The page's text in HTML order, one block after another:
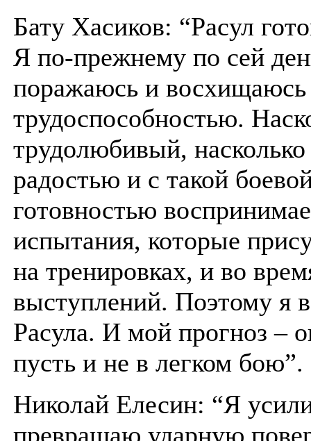
Бату Хасиков: “Расул
Я по-прежнему по сей
поражаюсь и восхищаюсь
трудоспособностью.
трудолюбивый,
радостью и с такой
готовностью
испытания, которые
на тренировках, и во
выступлений. Поэтому я
Расула. И мой прогноз –
пусть и не в легком бою”.
Николай Елесин: “Я
превращаю ударную